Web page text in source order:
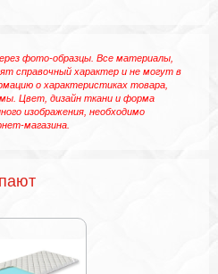
фото-образцы. Все материалы,
справочный характер и не могут в
о характеристиках товара,
Цвет, дизайн ткани и форма
изображения, необходимо
магазина.